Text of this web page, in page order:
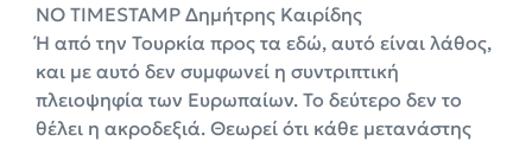
NO TIMESTAMP Δημήτρης Καιρίδης
Ή από την Τουρκία προς τα εδώ, αυτό είναι λάθος,
και με αυτό δεν συμφωνεί η συντριπτική
πλειοψηφία των Ευρωπαίων. Το δεύτερο δεν το
θέλει η ακροδεξιά. Θεωρεί ότι κάθε μετανάστης